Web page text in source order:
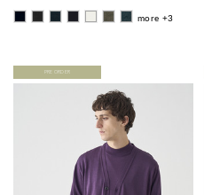
more +3
PRE ORDER